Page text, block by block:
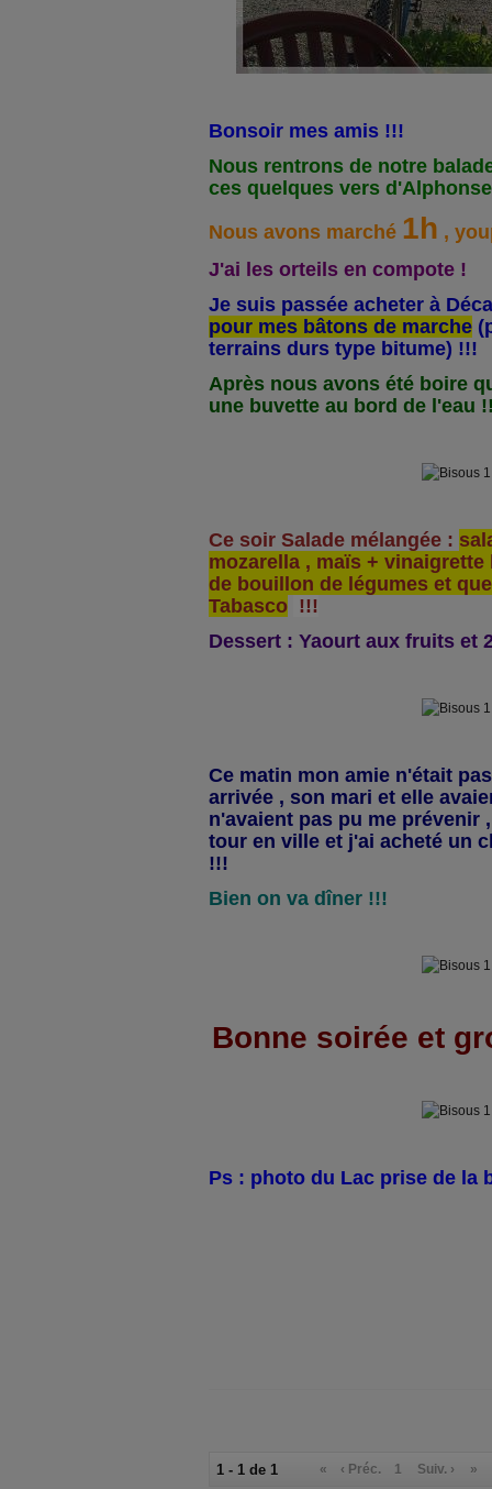
Bonsoir mes amis !!!
Nous rentrons de notre
ces quelques vers
Nous avons marché 1h ,
J'ai les orteils en compote !
Je suis passée acheter à
pour mes bâtons de marche
terrains durs type bitume) !!!
Après nous avons été boire
une buvette au bord de l'eau
Ce soir Salade mélangée :
mozarella , maïs +
de bouillon de légumes et
Tabasco !!!
Dessert : Yaourt aux fruits et
Ce matin mon amie n'était
arrivée , son mari et elle
n'avaient pas pu me prévenir
tour en ville et j'ai acheté un
!!!
Bien on va dîner !!!
Bonne soirée et
Ps : photo du Lac prise de la
1 - 1 de 1 « ‹ Préc. 1 Suiv. › »